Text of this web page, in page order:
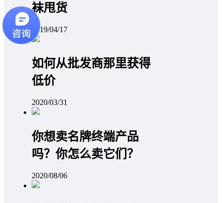
袜甩货
2019/04/17
如何从批发商那里获得
低价
2020/03/31
你想卖名牌终端产品
吗？你怎么卖它们？
2020/08/06